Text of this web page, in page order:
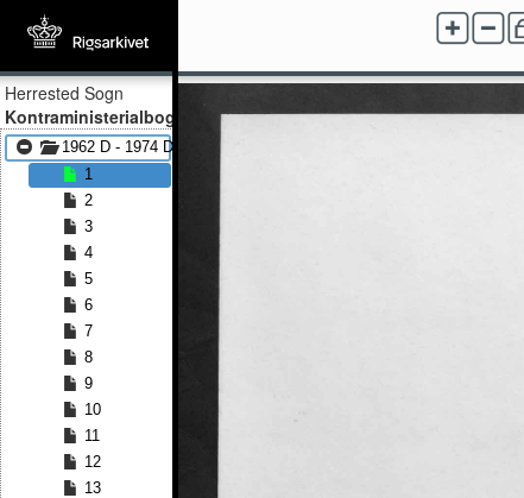
Herrested Sogn
Kontraministerialbog
1962 D - 1974 D
1
2
3
4
5
6
7
8
9
10
11
12
13